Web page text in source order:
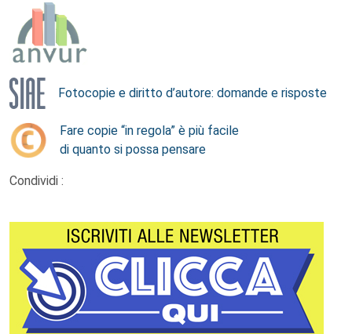
Fotocopie e diritto d’autore: domande e risposte
Fare copie “in regola” è più facile
di quanto si possa pensare
Condividi :